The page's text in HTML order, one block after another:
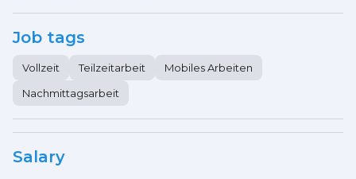
Job tags
Vollzeit Teilzeitarbeit
Mobiles Arbeiten
Nachmittagsarbeit
Salary